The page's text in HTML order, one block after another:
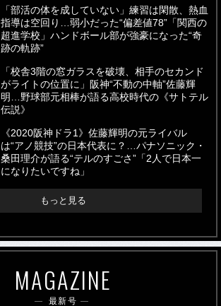
「部活の体を成していない」練習は閑散、熱血
指導は空回り…弱小だった“偏差値78”「関西の
超進学校」ハンドボール部が強豪になった“奇
跡の軌跡”
「校舎3階の窓ガラスを破壊、相手のセカンド
がライトの位置に」阪神“不動の中軸”佐藤輝
明…野球部元相棒が語る高校時代の《サトテル
伝説》
《2020阪神ドラ1》佐藤輝明の元ライバル
は“アノ競技”の日本代表に？…パナソニック・
桑田理介が語る“テルのすごさ”「2人で日本一
になりたいですね」
もっと見る
MAGAZINE
最新号